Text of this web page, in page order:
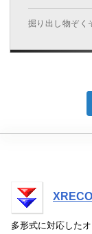
掘り出し物ぞく
多形式に対応した